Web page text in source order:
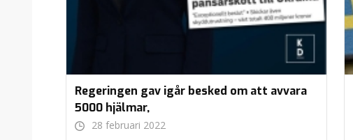
Regeringen gav igår besked om att avvara
5000 hjälmar,
28 februari 2022